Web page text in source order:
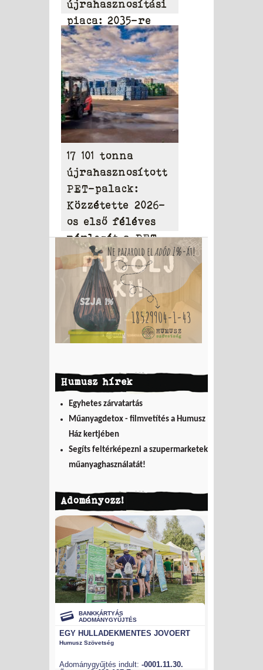
újrahasznosítási
piaca: 2035-re
elérheti a 31,95
milliárd dollárt
17 101 tonna
újrahasznosított
PET-palack:
Közzétette 2026-
os első féléves
mérlegét a PET
to PET
Humusz hírek
Egyhetes zárvatartás
Műanyagdetox - filmvetítés a Humusz
Ház kertjében
Segíts feltérképezni a szupermarketek
műanyaghasználatát!
Adományozz!